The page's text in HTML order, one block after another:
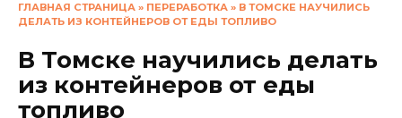
ГЛАВНАЯ СТРАНИЦА » ПЕРЕРАБОТКА » В ТОМСКЕ НАУЧИЛИСЬ
ДЕЛАТЬ ИЗ КОНТЕЙНЕРОВ ОТ ЕДЫ ТОПЛИВО
В Томске научились делать
из контейнеров от еды
топливо